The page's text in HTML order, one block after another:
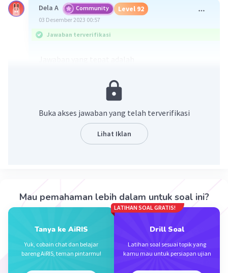
Dela A Community Level 92
03 Desember 2023 00:57
Jawaban terverifikasi
Penjelasan lebih lengkap ada di gambar yaa
Buka akses jawaban yang telah terverifikasi
Lihat Iklan
Mau pemahaman lebih dalam untuk soal ini?
Tanya ke AiRIS
Yuk, cobain chat dan belajar
bareng AiRIS, teman pintarmu!
LATIHAN SOAL GRATIS!
Drill Soal
Latihan soal sesuai topik yang
kamu mau untuk persiapan ujian